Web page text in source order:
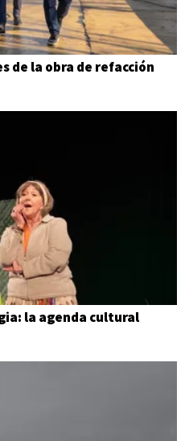
de la obra de refacción
la agenda cultural